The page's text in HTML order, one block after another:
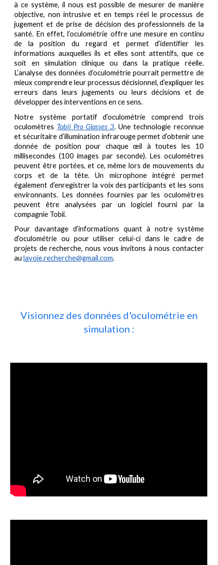
à ce système, il nous est possible de mesurer de manière
objective, non intrusive et en temps réel le processus de
jugement et de prise de décision des professionnels de la
santé. En effet, l’oculométrie offre une mesure en continu
de la position du regard et permet d’identifier les
informations auxquelles ils et elles sont attentifs, que ce
soit en simulation clinique ou dans la pratique réelle.
L’analyse des données d’oculométrie pourrait permettre de
mieux comprendre leur processus décisionnel, d’expliquer les
erreurs dans leurs jugements ou leurs décisions et de
développer des interventions en ce sens.
Notre système portatif d’oculométrie comprend trois
oculomètres Tobii Pro Glasses 3. Une technologie reconnue
et sécuritaire d’illumination infrarouge permet d’obtenir une
donnée de position pour chaque œil à toutes les 10
millisecondes (100 images par seconde). Les oculomètres
peuvent être portées, et ce, même lors de mouvements du
corps et de la tête. Un microphone intégré permet
également d’enregistrer la voix des participants et les sons
environnants. Les données fournies par les oculomètres
peuvent être analysées par un logiciel fourni par la
compagnie Tobii.
Pour davantage d’informations quant à notre système
d’oculométrie ou pour utiliser celui-ci dans le cadre de
projets de recherche, nous vous invitons à nous contacter
aulavoie.recherche@gmail.com.
Visionnez des données d'oculométrie en
simulation :